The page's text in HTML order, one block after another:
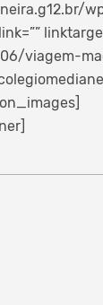
viagem-